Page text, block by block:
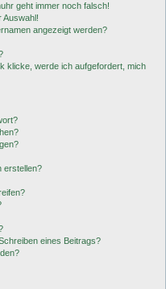
geht immer noch falsch!
Auswahl!
angezeigt werden?
klicke, werde ich aufgefordert, mich
erstellen?
eines Beitrags?